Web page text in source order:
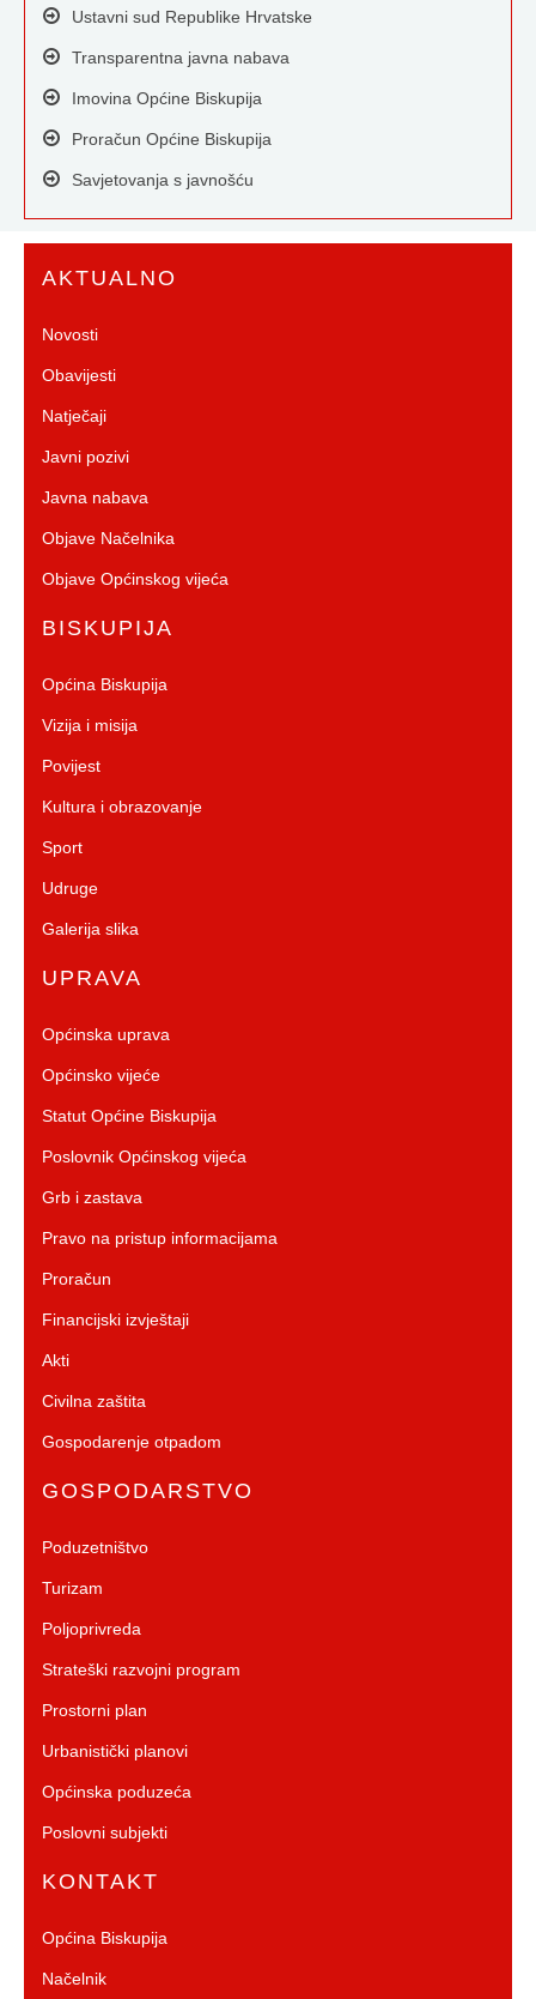
Ustavni sud Republike Hrvatske
Transparentna javna nabava
Imovina Općine Biskupija
Proračun Općine Biskupija
Savjetovanja s javnošću
AKTUALNO
Novosti
Obavijesti
Natječaji
Javni pozivi
Javna nabava
Objave Načelnika
Objave Općinskog vijeća
BISKUPIJA
Općina Biskupija
Vizija i misija
Povijest
Kultura i obrazovanje
Sport
Udruge
Galerija slika
UPRAVA
Općinska uprava
Općinsko vijeće
Statut Općine Biskupija
Poslovnik Općinskog vijeća
Grb i zastava
Pravo na pristup informacijama
Proračun
Financijski izvještaji
Akti
Civilna zaštita
Gospodarenje otpadom
GOSPODARSTVO
Poduzetništvo
Turizam
Poljoprivreda
Strateški razvojni program
Prostorni plan
Urbanistički planovi
Općinska poduzeća
Poslovni subjekti
KONTAKT
Općina Biskupija
Načelnik